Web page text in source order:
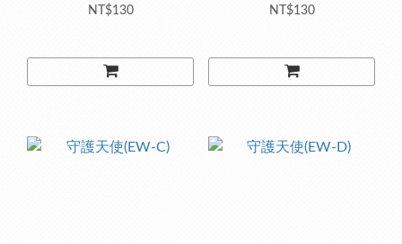
NT$130 NT$130